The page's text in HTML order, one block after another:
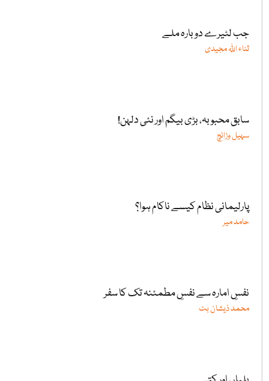
جب لٹیرے دوبارہ ملے
ثناء اللّٰہ مجیدی
سابق محبوبہ، بڑی بیگم اور نئی دلہن!
سہیل وڑائچ
پارلیمانی نظام کیسے ناکام ہوا؟
حامد میر
نفسِ امارہ سے نفسِ مطمئنہ تک کا سفر
محمد ذیشان بٹ